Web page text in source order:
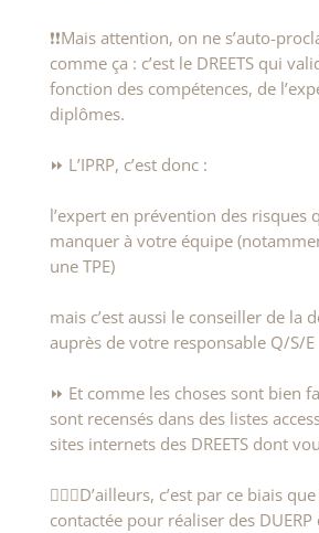
❗❗Mais attention, on ne s’auto-
comme ça : c’est le DREETS qui
fonction des compétences, de
diplômes.
⏩ L’IPRP, c’est donc :
l’expert en prévention des risques
manquer à votre équipe
une TPE)
mais c’est aussi le conseiller de la
auprès de votre responsable Q/S/E
⏩ Et comme les choses sont bien
sont recensés dans des listes
sites internets des DREETS dont
👷🏻‍♀️D’ailleurs, c’est par ce biais
contactée pour réaliser des